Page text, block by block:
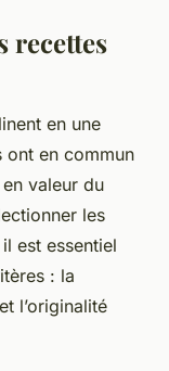
recettes
en une
ont en commun
valeur du
les
est essentiel
: la
l’originalité